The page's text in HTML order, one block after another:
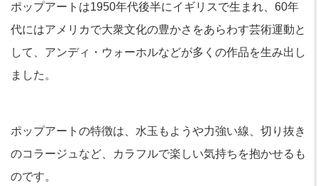
ポップアートは1950年代後半にイギリスで生まれ、60年
代にはアメリカで大衆文化の豊かさをあらわす芸術運動と
して、アンディ・ウォーホルなどが多くの作品を生み出し
ました。
ポップアートの特徴は、水玉もようや力強い線、切り抜き
のコラージュなど、カラフルで楽しい気持ちを抱かせるも
のです。